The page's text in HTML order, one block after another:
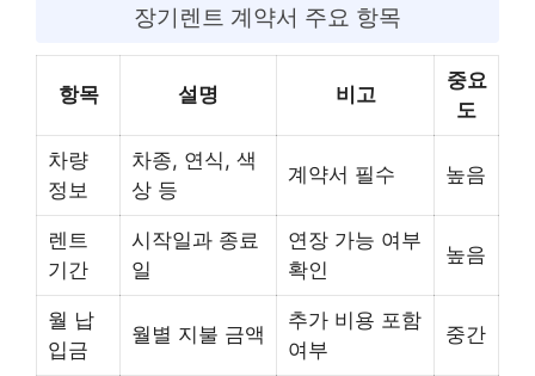
장기렌트 계약서 주요 항목
항목 설명 비고
중요
도
차량
정보
차종, 연식, 색
상 등
계약서 필수 높음
렌트
기간
시작일과 종료
일
연장 가능 여부
확인
높음
월 납
입금
월별 지불 금액
추가 비용 포함
여부
중간